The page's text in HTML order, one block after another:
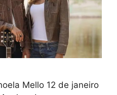
Mello 12 de janeiro